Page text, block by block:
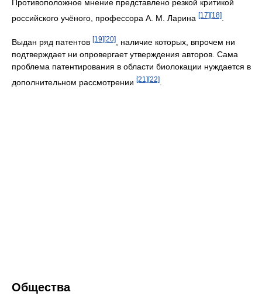
Противоположное мнение представлено резкой критикой
российского учёного, профессора А. М. Ларина [17][18]
Выдан ряд патентов [19] [20]
, наличие которых, впрочем ни
подтверждает ни опровергает утверждения авторов. Сама
проблема патентирования в области биолокации нуждается в
дополнительном рассмотрении [21][22]
Общества